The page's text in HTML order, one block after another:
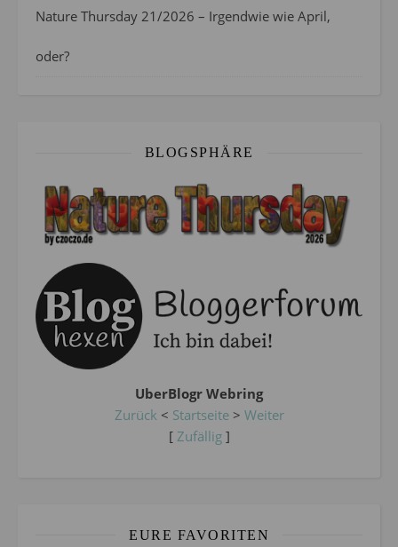
Nature Thursday 21/2026 – Irgendwie wie April,
oder?
BLOGSPHÄRE
UberBlogr Webring
Zurück < Startseite> Weiter
[ Zufällig]
EURE FAVORITEN